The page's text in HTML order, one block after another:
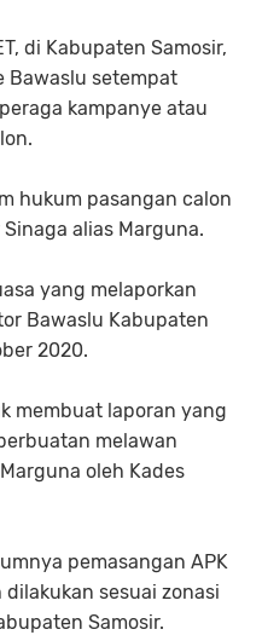
di Kabupaten Samosir,
Bawaslu setempat
kampanye atau
hukum pasangan calon
alias Marguna.
yang melaporkan
Bawaslu Kabupaten
2020.
membuat laporan yang
melawan
oleh Kades
pemasangan APK
sesuai zonasi
Samosir.